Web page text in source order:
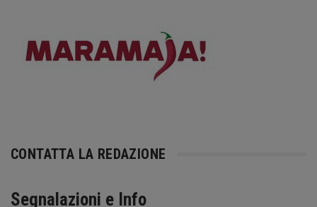
CONTATTA LA REDAZIONE
Segnalazioni e Info